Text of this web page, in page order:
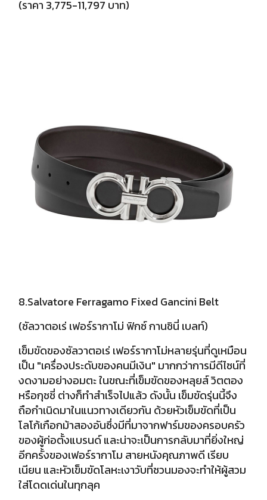
(ราคา 3,775-11,797 บาท)
8.Salvatore Ferragamo Fixed Gancini Belt
(ซัลวาตอเร่ เฟอร์รากาโม่ ฟิกซ์ กานชินี่ เบลท์)
เข็มขัดของซัลวาตอเร่ เฟอร์รากาโม่หลายรุ่นที่ดูเหมือน
เป็น "เครื่องประดับของคนมีเงิน" มากกว่าการมีดีไซน์ที่
งดงามอย่างอมตะ ในขณะที่เข็มขัดของหลุยส์ วิตตอง
หรือกุชชี่ ต่างก็ทำสำเร็จไปแล้ว ดังนั้น เข็มขัดรุ่นนี้จึง
ถือกำเนิดมาในแนวทางเดียวกัน ด้วยหัวเข็มขัดที่เป็น
โลโก้เกือกม้าสองอันซึ่งมีที่มาจากฟาร์มของครอบครัว
ของผู้ก่อตั้งแบรนด์ และน่าจะเป็นการกลับมาที่ยิ่งใหญ่
อีกครั้งของเฟอร์รากาโม สายหนังคุณภาพดี เรียบ
เนียน และหัวเข็มขัดโลหะเงาวับที่ชวนมองจะทำให้ผู้สวม
ใส่โดดเด่นในทุกลุค